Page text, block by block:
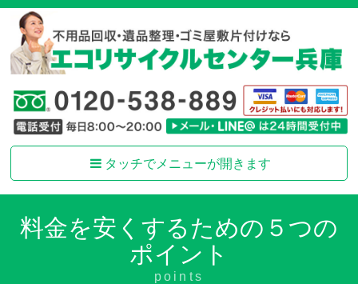
タッチでメニューが開きます
料金を安くするための５つの
ポイント
points